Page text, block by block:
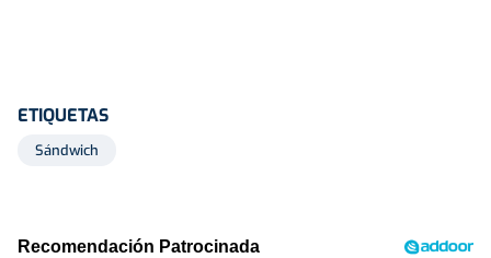
ETIQUETAS
Sándwich